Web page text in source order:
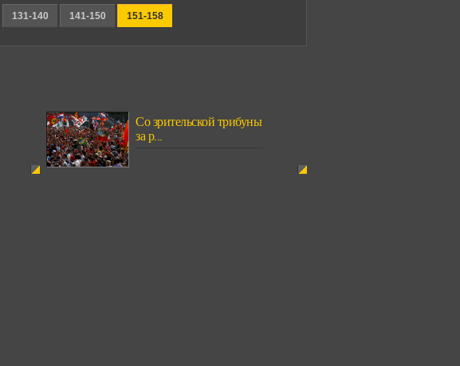
131-140 141-150 151-158
Со зрительской трибуны
за р...